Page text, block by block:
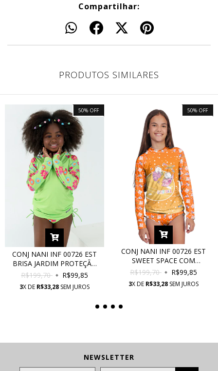
Compartilhar:
PRODUTOS SIMILARES
50% OFF
CONJ NANI INF 00726 EST
BRISA JARDIM PROTEÇÃO
UV
R$199,70 R$99,85
3X DE R$33,28 SEM JUROS
50% OFF
CONJ NANI INF 00726 EST
SWEET SPACE COM
PROTEÇÃO UV
R$199,70 R$99,85
3X DE R$33,28 SEM JUROS
NEWSLETTER